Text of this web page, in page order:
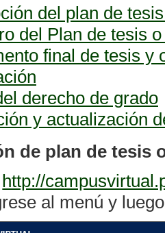
del plan de
del Plan de tesis
final de tesis y
derecho de grado
y actualización
de plan de tesis
http://
al menú y